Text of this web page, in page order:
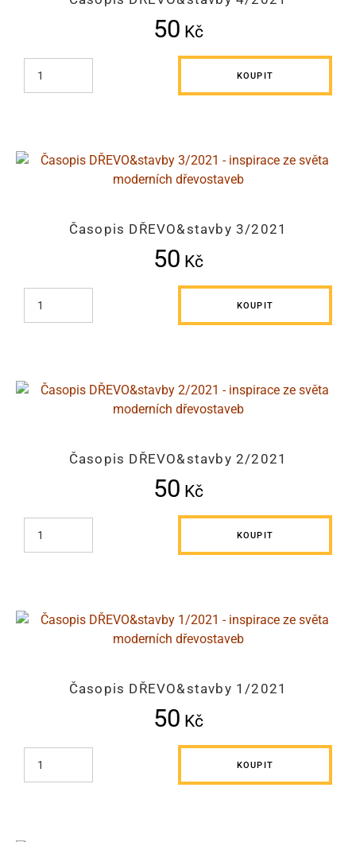
50 Kč
KOUPIT
Časopis DŘEVO&stavby 3/2021
50 Kč
KOUPIT
Časopis DŘEVO&stavby 2/2021
50 Kč
KOUPIT
Časopis DŘEVO&stavby 1/2021
50 Kč
KOUPIT